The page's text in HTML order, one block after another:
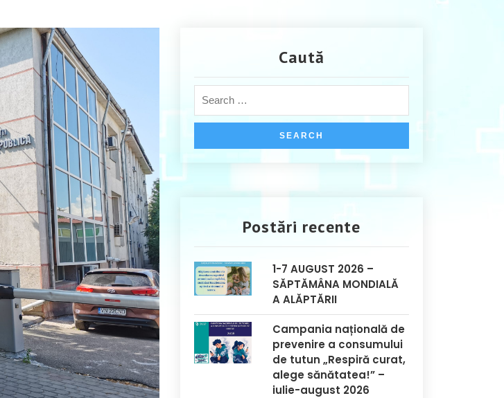
Caută
Postări recente
1-7 AUGUST 2026 –
SĂPTĂMÂNA MONDIALĂ
A ALĂPTĂRII
Campania națională de
prevenire a consumului
de tutun „Respiră curat,
alege sănătatea!” –
iulie-august 2026